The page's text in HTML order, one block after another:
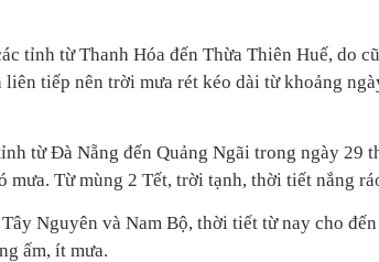
tỉnh từ Thanh Hóa đến Thừa Thiên Huế, do
tiếp nên trời mưa rét kéo dài từ khoảng
từ Đà Nẵng đến Quảng Ngãi trong ngày 29
mưa. Từ mùng 2 Tết, trời tạnh, thời tiết nắng
Nguyên và Nam Bộ, thời tiết từ nay cho
ấm, ít mưa.